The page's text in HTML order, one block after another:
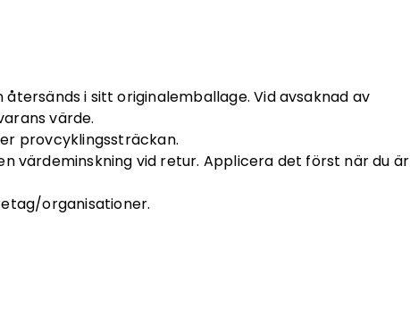
i sitt originalemballage. Vid avsaknad av
värde.
provcyklingssträckan.
värdeminskning vid retur. Applicera det först när du är
organisationer.